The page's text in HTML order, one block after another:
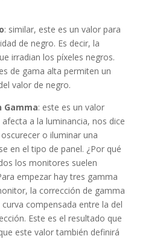
: similar, este es un valor para
de negro. Es decir, la
irradian los píxeles negros.
de gama alta permiten un
valor de negro.
Gamma: este es un valor
a la luminancia, nos dice
o iluminar una
en el tipo de panel. ¿Por qué
los monitores suelen
empezar hay tres gamma
la corrección de gamma
compensada entre la del
Este es el resultado que
este valor también definirá